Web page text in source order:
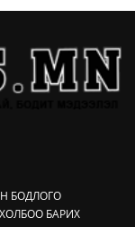
ГӨӨ
2026-08-05
БОДЛОГО
ХОЛБОО БАРИХ